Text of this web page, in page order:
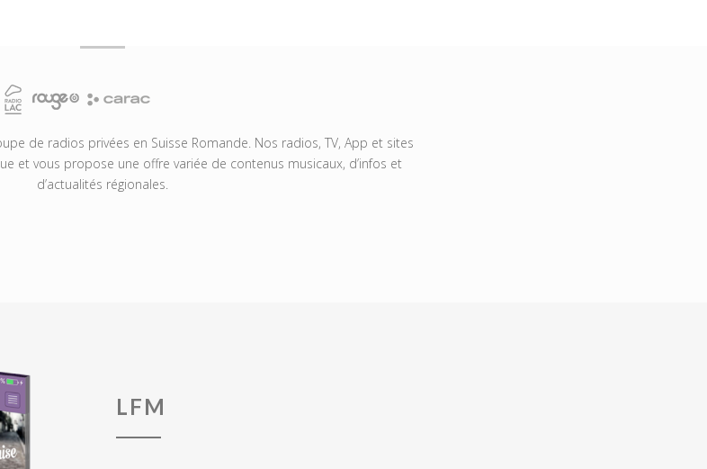
de radios privées en Suisse Romande. Nos radios, TV, App et sites
et vous propose une offre variée de contenus musicaux, d’infos et
d’actualités régionales.
LFM